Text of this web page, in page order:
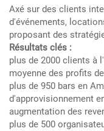
Axé sur des clients
d'événements,
proposant des
Résultats clés :
plus de 2000 clients à
moyenne des profits
plus de 950 bars en
d'approvisionnement
augmentation des
plus de 500